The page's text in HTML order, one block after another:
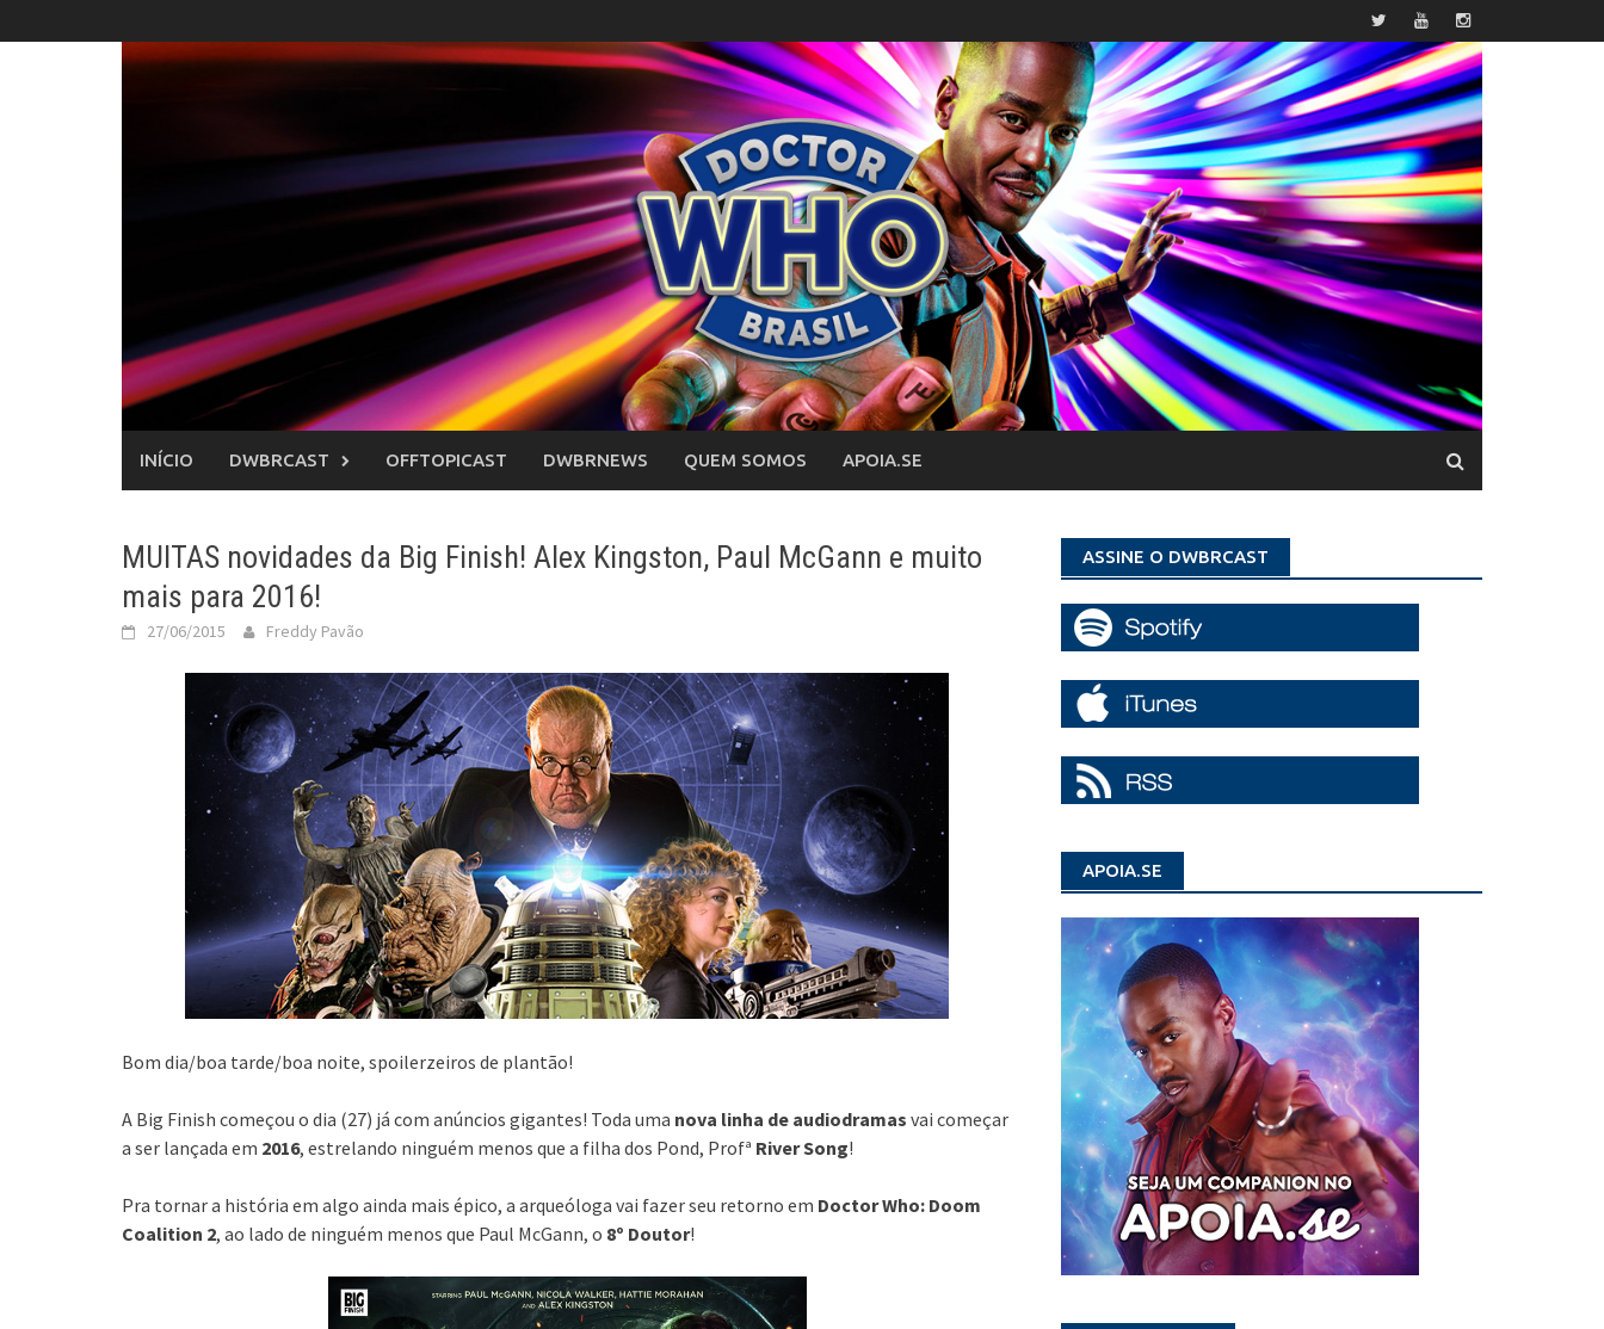
to
INÍCIO DWBRCAST OFFTOPICAST DWBRNEWS QUEM SOMOS APOIA.SE
MUITAS novidades da Big Finish! Alex Kingston, Paul McGann e muito
mais para 2016!
27/06/2015 Freddy Pavão
Bom dia/boa tarde/boa noite, spoilerzeiros de plantão!
A Big Finish começou o dia (27) já com anúncios gigantes! Toda uma nova linha de audiodramas vai começar
a ser lançada em 2016, estrelando ninguém menos que a filha dos Pond, Profª River Song!
Pra tornar a história em algo ainda mais épico, a arqueóloga vai fazer seu retorno em Doctor Who: Doom
Coalition 2, ao lado de ninguém menos que Paul McGann, o 8º Doutor!
ASSINE O DWBRCAST
APOIA.SE